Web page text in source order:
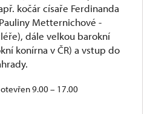
kočár císaře Ferdinanda
Metternichové -
dále velkou barokní
konírna v ČR) a vstup do
9.00 – 17.00